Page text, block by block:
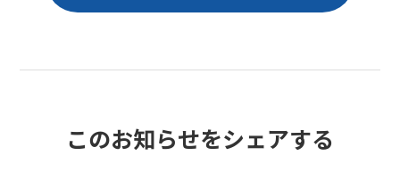
このお知らせをシェアする